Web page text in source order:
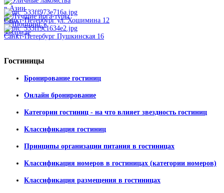
Санкт-Петербург ул. Хошимина 12
Санкт-Петербург Пушкинская 16
Гостиницы
Бронирование гостиниц
Онлайн бронирование
Категории гостиниц - на что влияет звездность гостиниц
Классификация гостиниц
Принципы организации питания в гостиницах
Классификация номеров в гостиницах (категории номеров)
Классификация размещения в гостиницах